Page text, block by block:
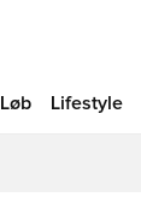
Løb Lifestyle